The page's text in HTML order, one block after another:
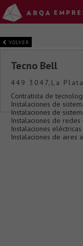
VOLVER
Tecno Bell
449 3047,La
Contratista de
Instalaciones de
Instalaciones de
Instalaciones de redes
Instalaciones eléctricas
Instalaciones de aires